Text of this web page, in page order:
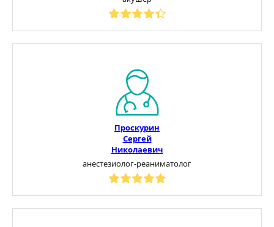
Проскурин
Сергей
Николаевич
анестезиолог-реаниматолог